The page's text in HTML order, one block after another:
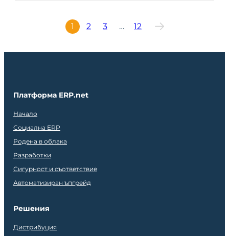
1 2 3 … 12
Платформа ERP.net
Начало
Социална ERP
Родена в облака
Разработки
Сигурност и съответствие
Автоматизиран ъпгрейд
Решения
Дистрибуция